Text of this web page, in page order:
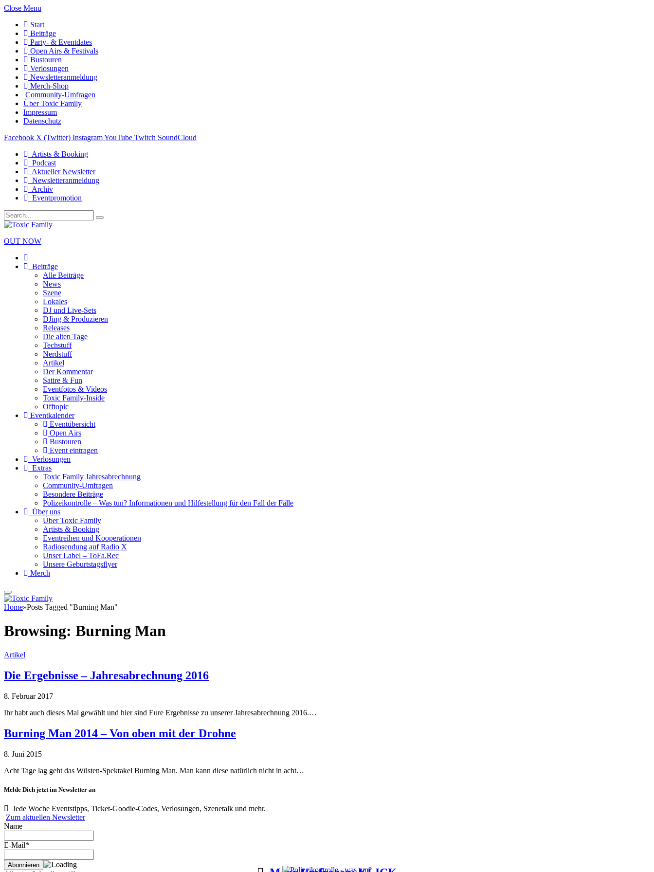
Close Menu
Start
Beiträge
Party- & Eventdates
Open Airs & Festivals
Bustouren
Verlosungen
Newsletteranmeldung
Merch-Shop
Community-Umfragen
Über Toxic Family
Impressum
Datenschutz
Facebook X (Twitter) InstagramYouTube Twitch SoundCloud
Artists & Booking
Podcast
Aktueller Newsletter
Newsletteranmeldung
Archiv
Eventpromotion
OUT NOW
Beiträge
Alle Beiträge
News
Szene
Lokales
DJ und Live-Sets
DJing & Produzieren
Releases
Die alten Tage
Techstuff
Nerdstuff
Artikel
Der Kommentar
Satire & Fun
Eventfotos & Videos
Toxic Family-Inside
Offtopic
Eventkalender
Eventübersicht
Open Airs
Bustouren
Event eintragen
Verlosungen
Extras
Toxic Family Jahresabrechnung
Community-Umfragen
Besondere Beiträge
Polizeikontrolle – Was tun? Informationen und Hilfestellung für den Fall der Fälle
Über uns
Über Toxic Family
Artists & Booking
Eventreihen und Kooperationen
Radiosendung auf Radio X
Unser Label – ToFa.Rec
Unsere Geburtstagsflyer
Merch
Home»Posts Tagged "Burning Man"
Browsing: Burning Man
Artikel
Die Ergebnisse – Jahresabrechnung 2016
8. Februar 2017
Ihr habt auch dieses Mal gewählt und hier sind Eure Ergebnisse zu unserer Jahresabrechnung 2016.…
Burning Man 2014 – Von oben mit der Drohne
8. Juni 2015
Acht Tage lag geht das Wüsten-Spektakel Burning Man. Man kann diese natürlich nicht in acht…
Melde Dich jetzt im Newsletter an
Jede Woche Eventstipps, Ticket-Goodie-Codes, Verlosungen, Szenetalk und mehr.
Zum aktuellen Newsletter
Name
E-Mail*